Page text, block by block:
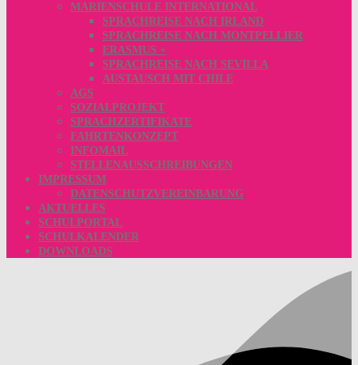
MARIENSCHULE INTERNATIONAL
SPRACHREISE NACH IRLAND
SPRACHREISE NACH MONTPELLIER
ERASMUS +
SPRACHREISE NACH SEVILLA
AUSTAUSCH MIT CHILE
AGS
SOZIALPROJEKT
SPRACHZERTIFIKATE
FAHRTENKONZEPT
INFOMAIL
STELLENAUSSCHREIBUNGEN
IMPRESSUM
DATENSCHUTZVEREINBARUNG
AKTUELLES
SCHULPORTAL
SCHULKALENDER
DOWNLOADS